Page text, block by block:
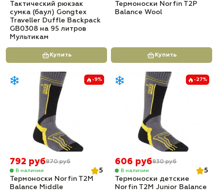
Тактический рюкзак
сумка (баул) Gongtex
Traveller Duffle Backpack
GB0308 на 95 литров
Мультикам
Купить
Термоноски Norfin T2P
Balance Wool
Купить
-9%
792 руб870 руб
В наличии
5
Термоноски Norfin T2M
Balance Middle
-27%
606 руб830 руб
В наличии
5
Термоноски детские
Norfin T2M Junior Balance